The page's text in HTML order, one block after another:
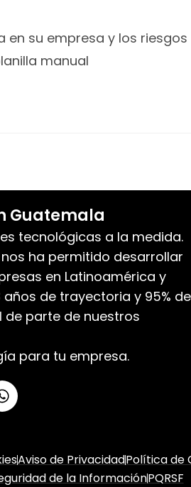
en su empresa y los riesgos
manual
Guatemala
tecnológicas a la medida.
ha permitido desarrollar
en Latinoamérica y
años de trayectoria y 95% de
parte de nuestros
para tu empresa.
Aviso de PrivacidadPolítica de
de la InformaciónPQRSF